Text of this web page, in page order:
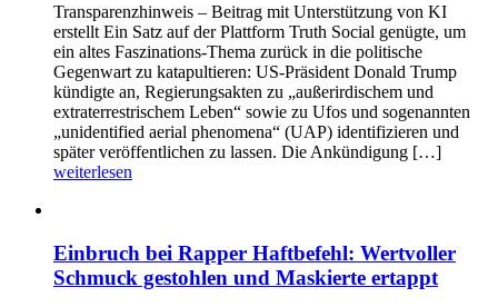
Transparenzhinweis – Beitrag mit Unterstützung von KI
erstellt Ein Satz auf der Plattform Truth Social genügte, um
ein altes Faszinations-Thema zurück in die politische
Gegenwart zu katapultieren: US-Präsident Donald Trump
kündigte an, Regierungsakten zu „außerirdischem und
extraterrestrischem Leben“ sowie zu Ufos und sogenannten
„unidentified aerial phenomena“ (UAP) identifizieren und
später veröffentlichen zu lassen. Die Ankündigung […]
weiterlesen
Einbruch bei Rapper Haftbefehl: Wertvoller
Schmuck gestohlen und Maskierte ertappt